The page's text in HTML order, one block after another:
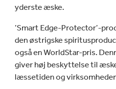
yderste æske.
’Smart Edge-Protector’-
den østrigske
også en WorldStar-pris.
giver høj beskyttelse til
læssetiden og